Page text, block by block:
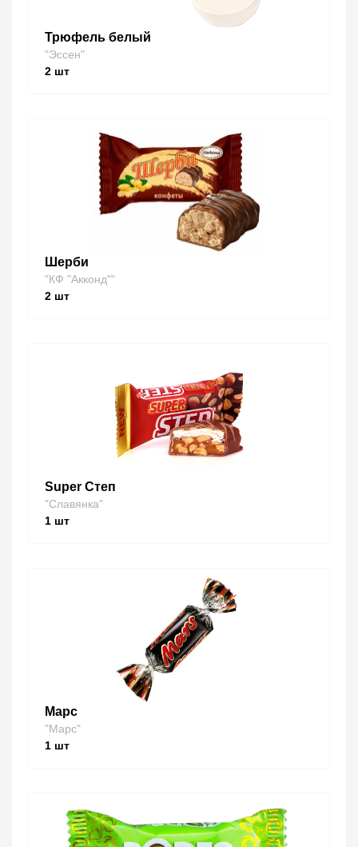
Трюфель белый
"Эссен"
2 шт
Шерби
"КФ "Акконд""
2 шт
Super Степ
"Славянка"
1 шт
Марс
"Марс"
1 шт